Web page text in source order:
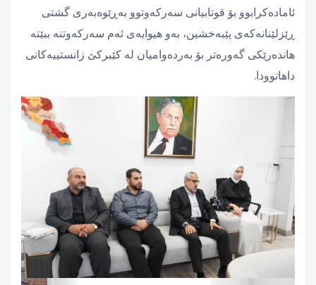
ئامادەکرابوو بۆ قوتابیانی سەرکەوتوو بەڕێوەبەری گشتی
ڕێزلێنانەکەی پێبەخشین، بەو هیوایەی ئەم سەرکەوتنە ببێتە
هاندەرێکی گەورەتر بۆ بەردەوامیان لە کێبرکێ زانستییەکانی
داهاتوودا.